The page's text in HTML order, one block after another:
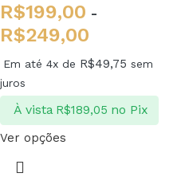
R$199,00 -
R$249,00
Em até 4x de R$49,75 sem
juros
À vista R$189,05 no Pix
Ver opções